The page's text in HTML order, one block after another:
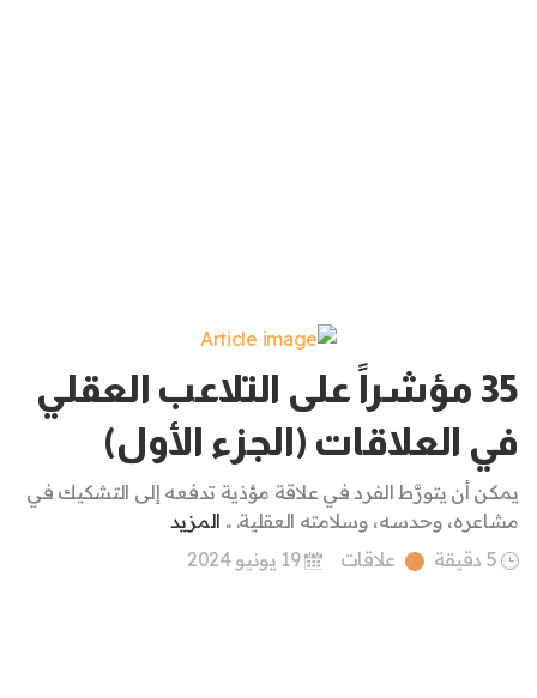
35 مؤشراً على التلاعب العقلي
في العلاقات (الجزء الأول)
يمكن أن يتورَّط الفرد في علاقة مؤذية تدفعه إلى التشكيك في
مشاعره، وحدسه، وسلامته العقلية. .. المزيد
5 دقيقة
علاقات 19 يونيو 2024